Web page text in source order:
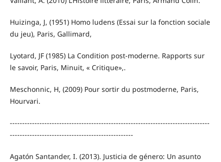
Huizinga, J, (1951) Homo ludens (Essai sur la fonction sociale
du jeu), Paris, Gallimard,
Lyotard, JF (1985) La Condition post-moderne. Rapports sur
le savoir, Paris, Minuit, « Critique»,.
Meschonnic, H, (2009) Pour sortir du postmoderne, Paris,
Hourvari.
---------------------------------------------------------------------------------
--------------------------------------------------
Agatón Santander, I. (2013). Justicia de género: Un asunto